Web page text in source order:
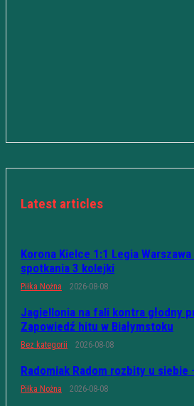
Latest articles
Korona Kielce 1:1 Legia
spotkania 3 kolejki
Piłka Nożna 2026-08-08
Jagiellonia na fali kontra głodny
Zapowiedź hitu w Białymstoku
Bez kategorii 2026-08-08
Radomiak Radom rozbity u siebie
Piłka Nożna 2026-08-08